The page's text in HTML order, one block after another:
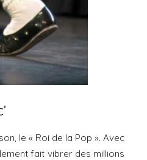
le « Roi de la Pop ». Avec
fait vibrer des millions